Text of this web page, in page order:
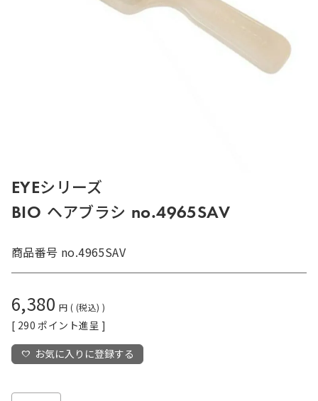
EYEシリーズ
BIO ヘアブラシ no.4965SAV
商品番号 no.4965SAV
6,380 税込
[ 290 ポイント進呈 ]
お気に入りに登録する